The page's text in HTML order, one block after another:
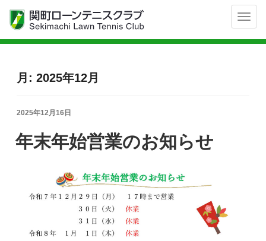
月: 2025年12月
投
日:
2025年12月16日
年末年始営業のお知らせ